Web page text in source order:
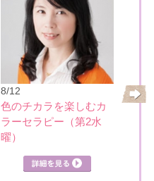
8/12
色のチカラを楽しむカ
ラーセラピー（第2水
曜）
リー